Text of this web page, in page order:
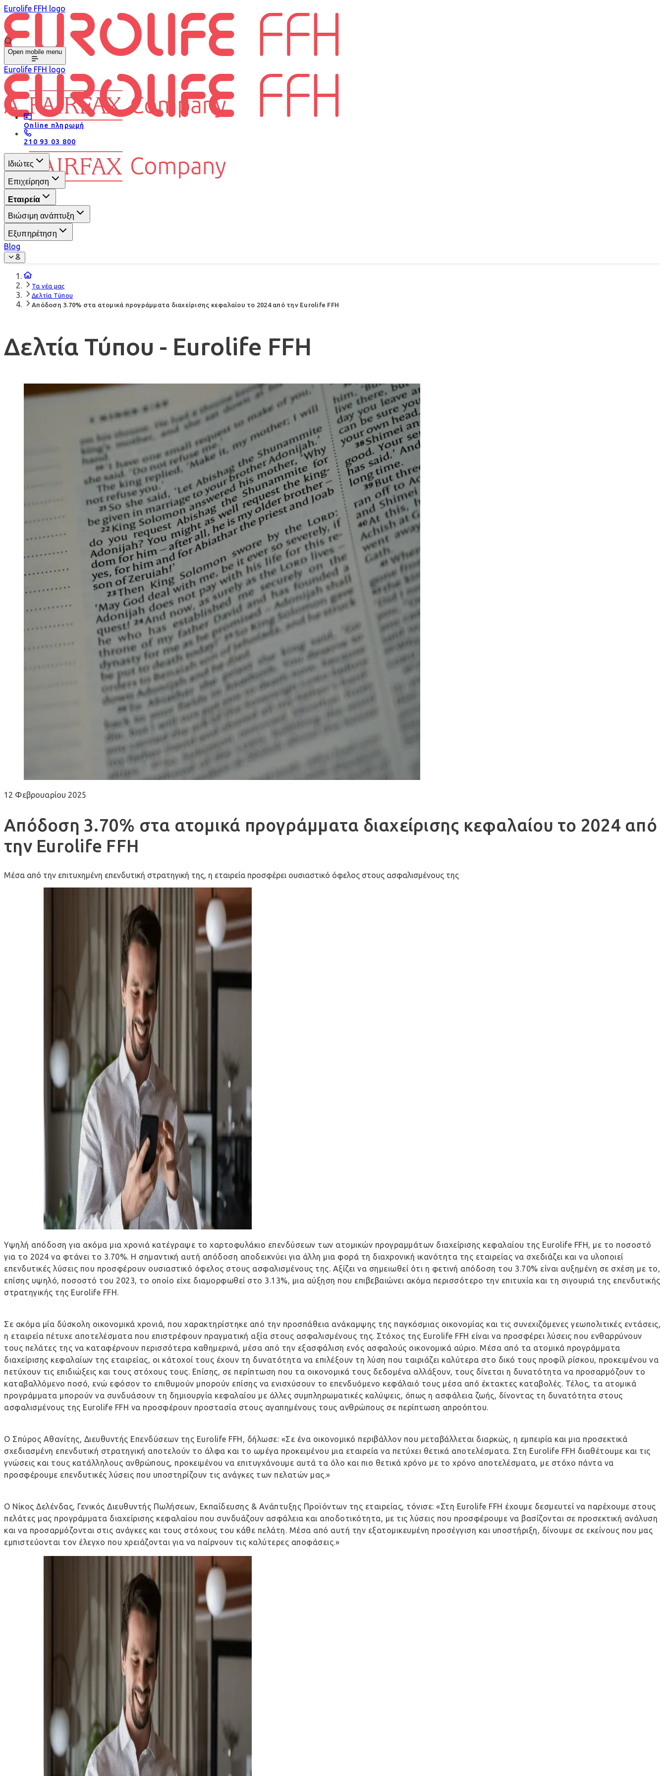
Eurolife FFH logo
Open mobile menu
Eurolife FFH logo
Online πληρωμή
210 93 03 800
Ιδιώτες
Επιχείρηση
Εταιρεία
Βιώσιμη ανάπτυξη
Εξυπηρέτηση
Blog
Τα νέα μας
Δελτία Τύπου
Απόδοση 3.70% στα ατομικά προγράμματα διαχείρισης κεφαλαίου το 2024 από την Eurolife FFH
Δελτία Τύπου - Eurolife FFH
12 Φεβρουαρίου 2025
Απόδοση 3.70% στα ατομικά προγράμματα διαχείρισης κεφαλαίου το 2024 από
την Eurolife FFH
Μέσα από την επιτυχημένη επενδυτική στρατηγική της, η εταιρεία προσφέρει ουσιαστικό όφελος στους ασφαλισμένους της
Υψηλή απόδοση για ακόμα μια χρονιά κατέγραψε το χαρτοφυλάκιο επενδύσεων των ατομικών προγραμμάτων διαχείρισης κεφαλαίου της Eurolife FFH, με το ποσοστό
για το 2024 να φτάνει το 3.70%. Η σημαντική αυτή απόδοση αποδεικνύει για άλλη μια φορά τη διαχρονική ικανότητα της εταιρείας να σχεδιάζει και να υλοποιεί
επενδυτικές λύσεις που προσφέρουν ουσιαστικό όφελος στους ασφαλισμένους της. Αξίζει να σημειωθεί ότι η φετινή απόδοση του 3.70% είναι αυξημένη σε σχέση με το,
επίσης υψηλό, ποσοστό του 2023, το οποίο είχε διαμορφωθεί στο 3.13%, μια αύξηση που επιβεβαιώνει ακόμα περισσότερο την επιτυχία και τη σιγουριά της επενδυτικής
στρατηγικής της Eurolife FFH.
Σε ακόμα μία δύσκολη οικονομικά χρονιά, που χαρακτηρίστηκε από την προσπάθεια ανάκαμψης της παγκόσμιας οικονομίας και τις συνεχιζόμενες γεωπολιτικές εντάσεις,
η εταιρεία πέτυχε αποτελέσματα που επιστρέφουν πραγματική αξία στους ασφαλισμένους της. Στόχος της Eurolife FFH είναι να προσφέρει λύσεις που ενθαρρύνουν
τους πελάτες της να καταφέρνουν περισσότερα καθημερινά, μέσα από την εξασφάλιση ενός ασφαλούς οικονομικά αύριο. Μέσα από τα ατομικά προγράμματα
διαχείρισης κεφαλαίων της εταιρείας, οι κάτοχοί τους έχουν τη δυνατότητα να επιλέξουν τη λύση που ταιριάζει καλύτερα στο δικό τους προφίλ ρίσκου, προκειμένου να
πετύχουν τις επιδιώξεις και τους στόχους τους. Επίσης, σε περίπτωση που τα οικονομικά τους δεδομένα αλλάξουν, τους δίνεται η δυνατότητα να προσαρμόζουν το
καταβαλλόμενο ποσό, ενώ εφόσον το επιθυμούν μπορούν επίσης να ενισχύσουν το επενδυόμενο κεφάλαιό τους μέσα από έκτακτες καταβολές. Τέλος, τα ατομικά
προγράμματα μπορούν να συνδυάσουν τη δημιουργία κεφαλαίου με άλλες συμπληρωματικές καλύψεις, όπως η ασφάλεια ζωής, δίνοντας τη δυνατότητα στους
ασφαλισμένους της Eurolife FFH να προσφέρουν προστασία στους αγαπημένους τους ανθρώπους σε περίπτωση απροόπτου.
Ο Σπύρος Αθανίτης, Διευθυντής Επενδύσεων της Eurolife FFH, δήλωσε: «Σε ένα οικονομικό περιβάλλον που μεταβάλλεται διαρκώς, η εμπειρία και μια προσεκτικά
σχεδιασμένη επενδυτική στρατηγική αποτελούν το άλφα και το ωμέγα προκειμένου μια εταιρεία να πετύχει θετικά αποτελέσματα. Στη Eurolife FFH διαθέτουμε και τις
γνώσεις και τους κατάλληλους ανθρώπους, προκειμένου να επιτυγχάνουμε αυτά τα όλο και πιο θετικά χρόνο με το χρόνο αποτελέσματα, με στόχο πάντα να
προσφέρουμε επενδυτικές λύσεις που υποστηρίζουν τις ανάγκες των πελατών μας.»
Ο Νίκος Δελένδας, Γενικός Διευθυντής Πωλήσεων, Εκπαίδευσης & Ανάπτυξης Προϊόντων της εταιρείας, τόνισε: «Στη Eurolife FFH έχουμε δεσμευτεί να παρέχουμε στους
πελάτες μας προγράμματα διαχείρισης κεφαλαίου που συνδυάζουν ασφάλεια και αποδοτικότητα, με τις λύσεις που προσφέρουμε να βασίζονται σε προσεκτική ανάλυση
και να προσαρμόζονται στις ανάγκες και τους στόχους του κάθε πελάτη. Μέσα από αυτή την εξατομικευμένη προσέγγιση και υποστήριξη, δίνουμε σε εκείνους που μας
εμπιστεύονται τον έλεγχο που χρειάζονται για να παίρνουν τις καλύτερες αποφάσεις.»